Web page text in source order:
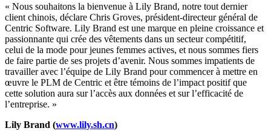
« Nous souhaitons la bienvenue à Lily Brand, notre tout dernier
client chinois, déclare Chris Groves, président-directeur général de
Centric Software. Lily Brand est une marque en pleine croissance et
passionnante qui crée des vêtements dans un secteur compétitif,
celui de la mode pour jeunes femmes actives, et nous sommes fiers
de faire partie de ses projets d’avenir. Nous sommes impatients de
travailler avec l’équipe de Lily Brand pour commencer à mettre en
œuvre le PLM de Centric et être témoins de l’impact positif que
cette solution aura sur l’accès aux données et sur l’efficacité de
l’entreprise. »
Lily Brand (www.lily.sh.cn)